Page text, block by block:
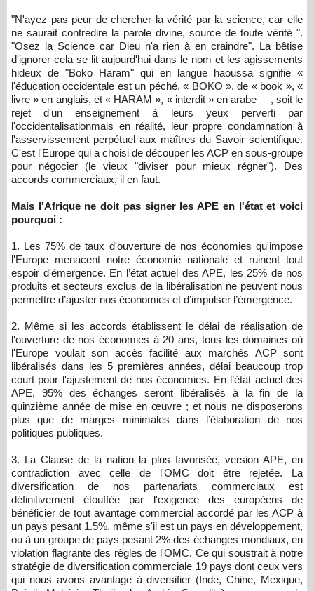
"N'ayez pas peur de chercher la vérité par la science, car elle
ne saurait contredire la parole divine, source de toute vérité ".
"Osez la Science car Dieu n'a rien à en craindre". La bêtise
d'ignorer cela se lit aujourd'hui dans le nom et les agissements
hideux de "Boko Haram" qui en langue haoussa signifie «
l'éducation occidentale est un péché. « BOKO », de « book », «
livre » en anglais, et « HARAM », « interdit » en arabe —, soit le
rejet d'un enseignement à leurs yeux perverti par
l'occidentalisationmais en réalité, leur propre condamnation à
l'asservissement perpétuel aux maîtres du Savoir scientifique.
C'est l'Europe qui a choisi de découper les ACP en sous-groupe
pour négocier (le vieux "diviser pour mieux régner"). Des
accords commerciaux, il en faut.
Mais l'Afrique ne doit pas signer les APE en l'état et voici
pourquoi :
1. Les 75% de taux d'ouverture de nos économies qu'impose
l'Europe menacent notre économie nationale et ruinent tout
espoir d'émergence. En l’état actuel des APE, les 25% de nos
produits et secteurs exclus de la libéralisation ne peuvent nous
permettre d’ajuster nos économies et d’impulser l’émergence.
2. Même si les accords établissent le délai de réalisation de
l'ouverture de nos économies à 20 ans, tous les domaines où
l'Europe voulait son accès facilité aux marchés ACP sont
libéralisés dans les 5 premières années, délai beaucoup trop
court pour l'ajustement de nos économies. En l’état actuel des
APE, 95% des échanges seront libéralisés à la fin de la
quinzième année de mise en œuvre ; et nous ne disposerons
plus que de marges minimales dans l’élaboration de nos
politiques publiques.
3. La Clause de la nation la plus favorisée, version APE, en
contradiction avec celle de l'OMC doit être rejetée. La
diversification de nos partenariats commerciaux est
définitivement étouffée par l'exigence des européens de
bénéficier de tout avantage commercial accordé par les ACP à
un pays pesant 1.5%, même s'il est un pays en développement,
ou à un groupe de pays pesant 2% des échanges mondiaux, en
violation flagrante des règles de l'OMC. Ce qui soustrait à notre
stratégie de diversification commerciale 19 pays dont ceux vers
qui nous avons avantage à diversifier (Inde, Chine, Mexique,